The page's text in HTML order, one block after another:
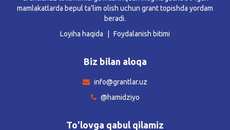
mamlakatlarda bepul ta’lim olish uchun grant topishda yordam
beradi.
Loyiha haqida
Foydalanish bitimi
Biz bilan aloqa
info@grantlar.uz
@hamidziyo
To'lovga qabul qilamiz